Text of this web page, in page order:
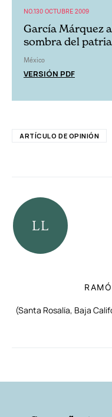
NO.130 OCTUBRE 2009
García Márquez
sombra del
México
VERSIÓN PDF
ARTÍCULO DE OPINIÓN
(Santa Rosalía, Baja